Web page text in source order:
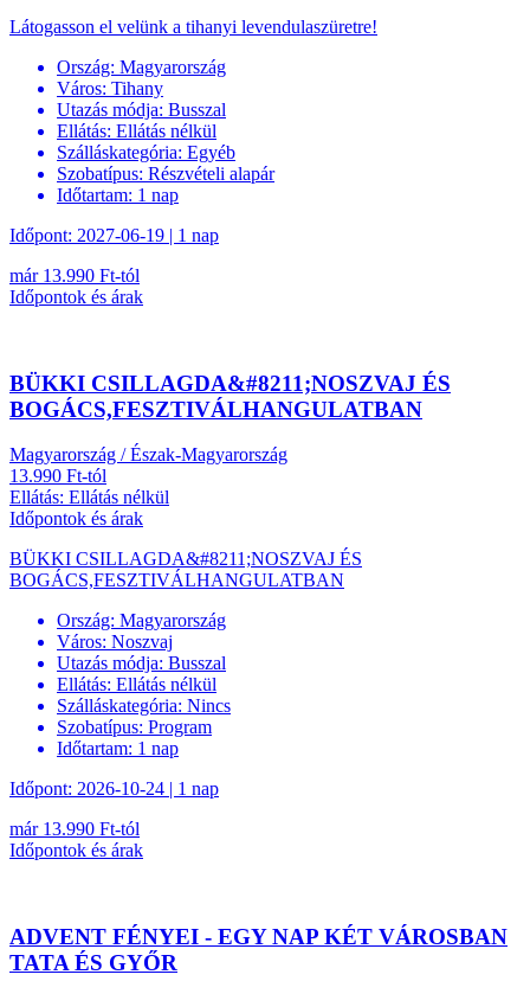
Látogasson el velünk a tihanyi levendulaszüretre!
Ország: Magyarország
Város: Tihany
Utazás módja: Busszal
Ellátás: Ellátás nélkül
Szálláskategória: Egyéb
Szobatípus: Részvételi alapár
Időtartam: 1 nap
Időpont: 2027-06-19 | 1 nap
már 13.990 Ft-tól
Időpontok és árak
BÜKKI CSILLAGDA&#8211;NOSZVAJ ÉS
BOGÁCS,FESZTIVÁLHANGULATBAN
Magyarország / Észak-Magyarország
13.990 Ft-tól
Ellátás: Ellátás nélkül
Időpontok és árak
BÜKKI CSILLAGDA&#8211;NOSZVAJ ÉS
BOGÁCS,FESZTIVÁLHANGULATBAN
Ország: Magyarország
Város: Noszvaj
Utazás módja: Busszal
Ellátás: Ellátás nélkül
Szálláskategória: Nincs
Szobatípus: Program
Időtartam: 1 nap
Időpont: 2026-10-24 | 1 nap
már 13.990 Ft-tól
Időpontok és árak
ADVENT FÉNYEI - EGY NAP KÉT VÁROSBAN
TATA ÉS GYŐR